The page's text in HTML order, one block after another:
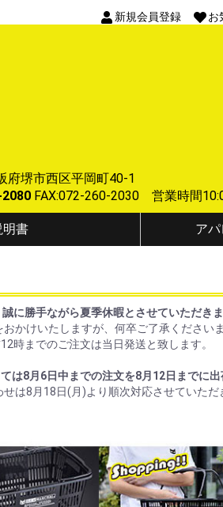
新規会員登録 お
府堺市西区平岡町40-1
FAX:072-260-2030 営業時間
明書 ア
勝手ながら夏季休暇とさせていただきま
かけいたしますが、何卒ご了承ください
時までのご注文は当日発送と致します。
は8月6日中までの注文を8月12日までに出
は8月18日(月)より順次対応させていただ